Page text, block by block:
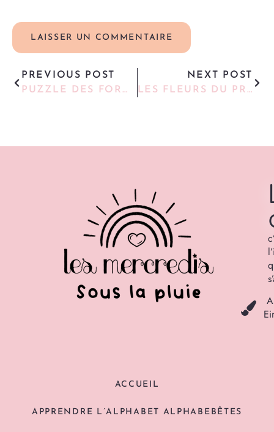
PREVIOUS POST
PUZZLE DES FORMES
NEXT POST
LES FLEURS DU PRINTEMPS
ACCUEIL
APPRENDRE L’ALPHABET ALPHABEBÊTES